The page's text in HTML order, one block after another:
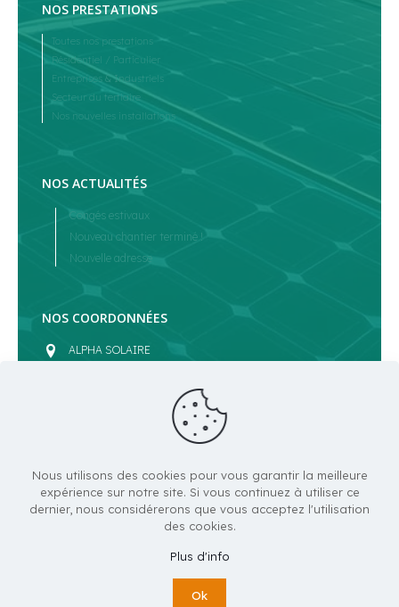
NOS PRESTATIONS
Toutes nos prestations
Résidentiel / Particulier
Entreprises & Industriels
Secteur du tertiaire
Nos nouvelles installations
NOS ACTUALITÉS
Congés estivaux
Nouveau chantier terminé !
Nouvelle adresse
NOS COORDONNÉES
ALPHA SOLAIRE
contact@alphasolaire.fr
8.00 - 12.00 & 14.00 - 17.00
Nous utilisons des cookies pour vous garantir la meilleure
expérience sur notre site. Si vous continuez à utiliser ce
dernier, nous considérerons que vous acceptez l'utilisation
des cookies.
Plus d'info
Ok